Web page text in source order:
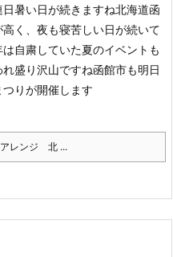
日暑い日が続きますね北海道函
く、夜も寝苦しい日が続いて
は自粛していた夏のイベントも
盛り沢山ですね函館市も明日
りが開催します
レンジ 北 ...